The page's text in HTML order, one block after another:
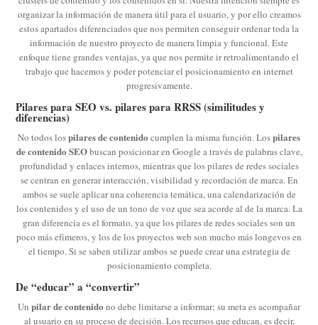
organizar la información de manera útil para el usuario, y por ello creamos
estos apartados diferenciados que nos permiten conseguir ordenar toda la
información de nuestro proyecto de manera limpia y funcional. Este
enfoque tiene grandes ventajas, ya que nos permite ir retroalimentando el
trabajo que hacemos y poder potenciar el posicionamiento en internet
progresivamente.
Pilares para SEO vs. pilares para RRSS (similitudes y
diferencias)
No todos lospilares de contenido cumplen la misma función. Lospilares
de contenido SEObuscan posicionar en Google a través de palabras clave,
profundidad y enlaces internos, mientras que los pilares de redes sociales
se centran en generar interacción, visibilidad y recordación de marca. En
ambos se suele aplicar una coherencia temática, una calendarización de
los contenidos y el uso de un tono de voz que sea acorde al de la marca. La
gran diferencia es el formato, ya que los pilares de redes sociales son un
poco más efímeros, y los de los proyectos web son mucho más longevos en
el tiempo. Si se saben utilizar ambos se puede crear una estrategia de
posicionamiento completa.
De “educar” a “convertir”
Un pilar de contenido no debe limitarse a informar; su meta es acompañar
al usuario en su proceso de decisión. Los recursos que educan, es decir,